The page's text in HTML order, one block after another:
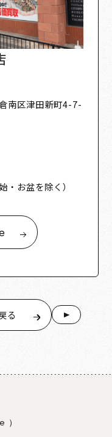
南区津田新町4-7-
・お盆を除く）
る
）